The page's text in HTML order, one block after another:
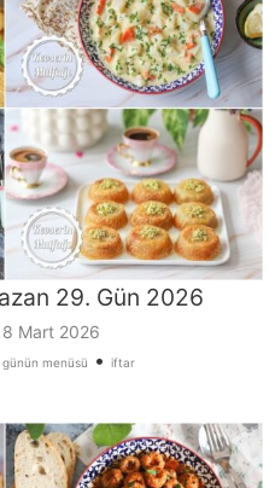
29. Gün 2026
Mart 2026
günün menüsü • iftar